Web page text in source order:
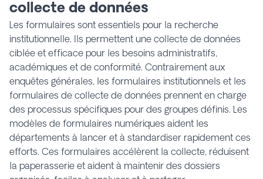
collecte de données
Les formulaires sont essentiels pour la recherche
institutionnelle. Ils permettent une collecte de données
ciblée et efficace pour les besoins administratifs,
académiques et de conformité. Contrairement aux
enquêtes générales, les formulaires institutionnels et les
formulaires de collecte de données prennent en charge
des processus spécifiques pour des groupes définis. Les
modèles de formulaires numériques aident les
départements à lancer et à standardiser rapidement ces
efforts. Ces formulaires accélèrent la collecte, réduisent
la paperasserie et aident à maintenir des dossiers